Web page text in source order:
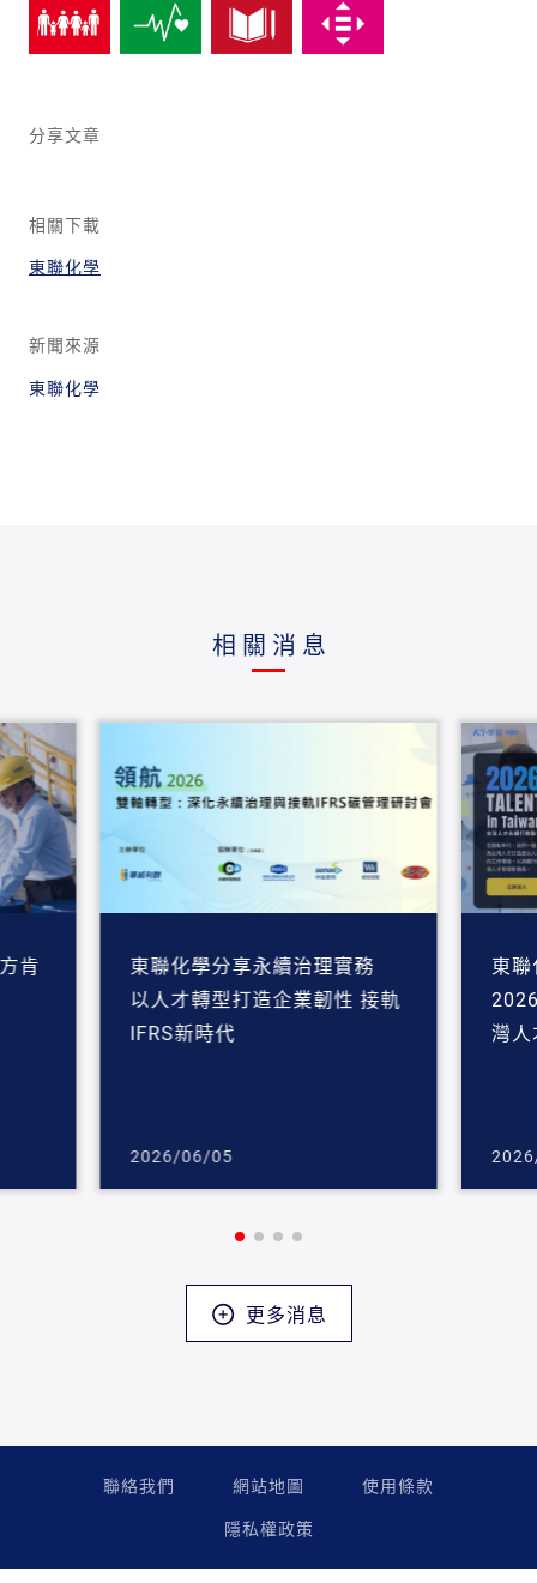
分享文章
相關下載
東聯化學
新聞來源
東聯化學
相關消息
肯
東聯化學分享永續治理實務
以人才轉型打造企業韌性 接軌
IFRS新時代
2026/06/05
東
灣人
更多消息
聯絡我們 網站地圖
使用條款
隱私權政策